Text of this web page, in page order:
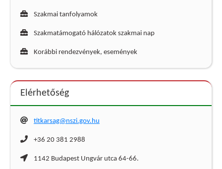
Szakmai tanfolyamok
Szakmatámogató hálózatok szakmai nap
Korábbi rendezvények, események
Elérhetőség
titkarsag@nszi.gov.hu
+36 20 381 2988
1142 Budapest Ungvár utca 64-66.